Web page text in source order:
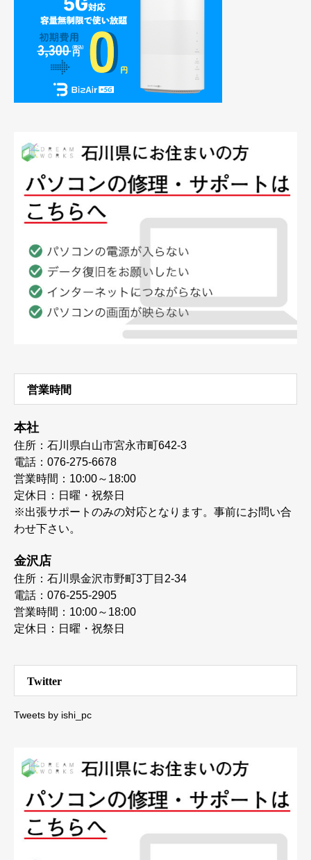
営業時間
本社
住所：石川県白山市宮永市町642-3
電話：076-275-6678
営業時間：10:00～18:00
定休日：日曜・祝祭日
※出張サポートのみの対応となります。事前にお問い合
わせ下さい。
金沢店
住所：石川県金沢市野町3丁目2-34
電話：076-255-2905
営業時間：10:00～18:00
定休日：日曜・祝祭日
Twitter
Tweets by ishi_pc